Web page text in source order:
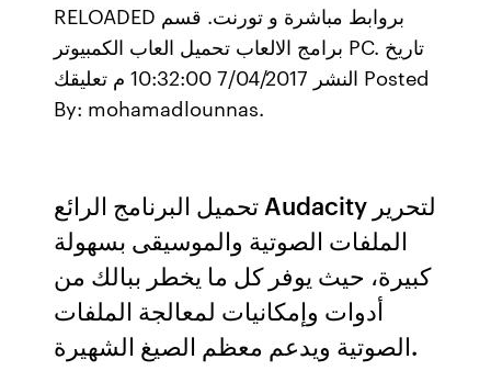
RELOADED بروابط مباشرة و تورنت. قسم
برامج الالعاب تحميل العاب الكمبيوتر PC. تاريخ
النشر 7/04/2017 10:32:00 م تعليقك Posted
By: mohamadlounnas.
تحميل البرنامج الرائع Audacity لتحرير
الملفات الصوتية والموسيقى بسهولة
كبيرة، حيث يوفر كل ما يخطر ببالك من
أدوات وإمكانيات لمعالجة الملفات
الصوتية ويدعم معظم الصيغ الشهيرة.